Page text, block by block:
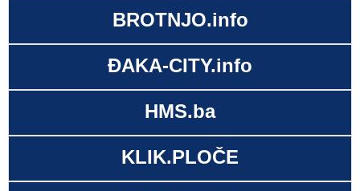
BROTNJO.info
ĐAKA-CITY.info
HMS.ba
KLIK.PLOČE